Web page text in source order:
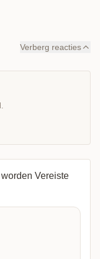
Verberg reacties
Vereiste